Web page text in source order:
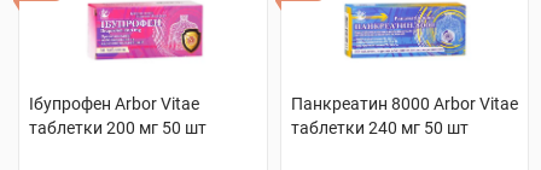
Ібупрофен Arbor Vitae
таблетки 200 мг 50 шт
Панкреатин 8000 Arbor Vitae
таблетки 240 мг 50 шт